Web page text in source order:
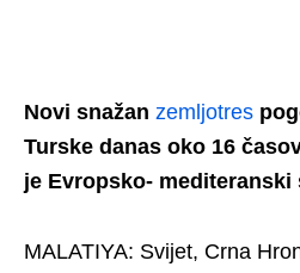
Novi snažan zemljotres
Turske danas oko 16
je Evropsko- mediteranski
MALATIYA: Svijet, Crna